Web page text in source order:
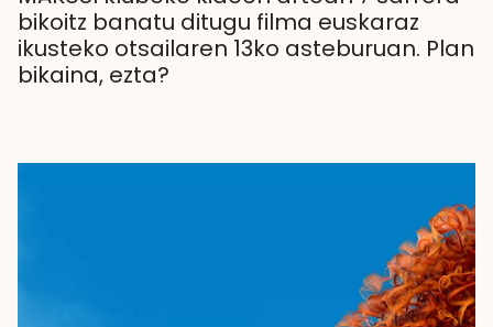
bikoitz banatu ditugu filma euskaraz
ikusteko otsailaren 13ko asteburuan. Plan
bikaina, ezta?